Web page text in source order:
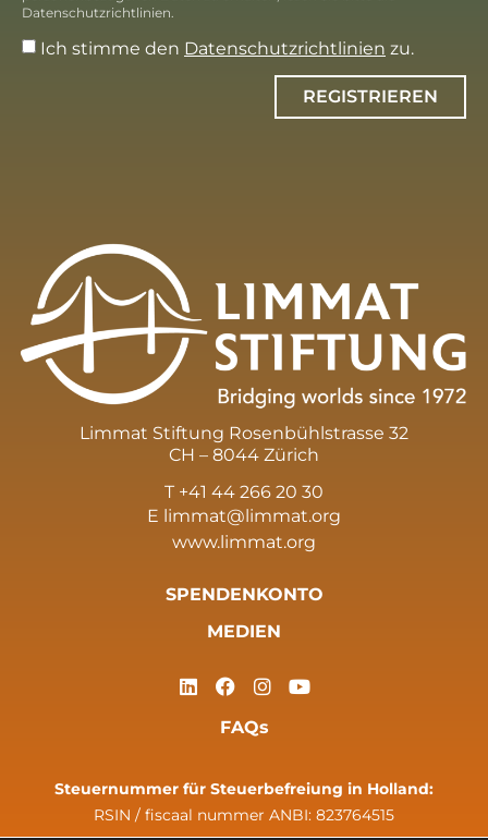
Datenschutzrichtlinien.
Ich stimme den Datenschutzrichtlinien zu.
REGISTRIEREN
Limmat Stiftung Rosenbühlstrasse 32
CH – 8044 Zürich
T +41 44 266 20 30
E limmat@limmat.org
www.limmat.org
SPENDENKONTO
MEDIEN
FAQs
Steuernummer für Steuerbefreiung in Holland:
RSIN / fiscaal nummer ANBI: 823764515